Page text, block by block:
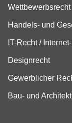
Wettbewerbsrecht
Handels- und
IT-Recht /
Designrecht
Gewerblicher
Bau- und